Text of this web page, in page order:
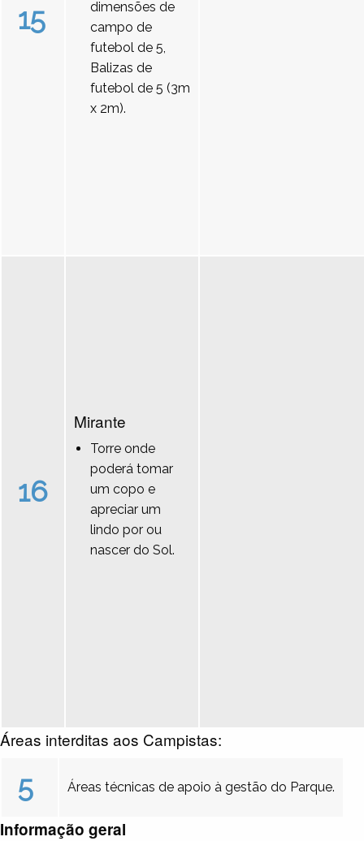
15
dimensões de
campo de
futebol de 5,
Balizas de
futebol de 5 (3m
x 2m).
16
Mirante
Torre onde
poderá tomar
um copo e
apreciar um
lindo por ou
nascer do Sol.
Áreas interditas aos Campistas:
5 Áreas técnicas de apoio à gestão do Parque.
Informação geral